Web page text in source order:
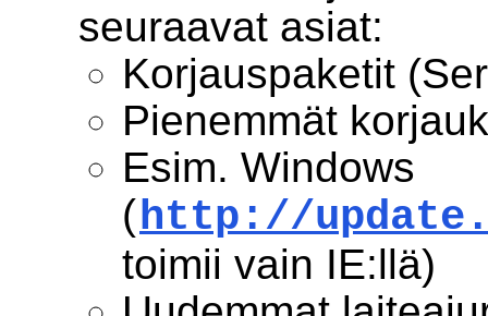
seuraavat asiat:
Korjauspaketit
Pienemmät
Esim. Windows
(http://
toimii vain IE:llä)